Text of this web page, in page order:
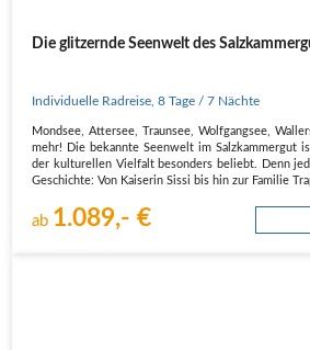
Die glitzernde Seenwelt des
Individuelle Radreise ,8 Tage / 7 Nächte
Mondsee, Attersee, Traunsee, Wolfgangsee,
mehr! Die bekannte Seenwelt im Salzkammergut
der kulturellen Vielfalt besonders beliebt. Denn
Geschichte: Von Kaiserin Sissi bis hin zur Familie
ab 1.089,- €